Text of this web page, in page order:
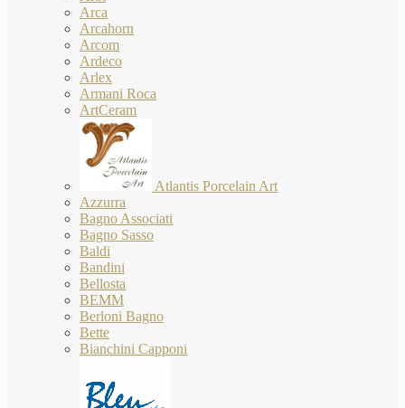
Arca
Arcahorn
Arcom
Ardeco
Arlex
Armani Roca
ArtCeram
Atlantis Porcelain Art
Azzurra
Bagno Associati
Bagno Sasso
Baldi
Bandini
Bellosta
BEMM
Berloni Bagno
Bette
Bianchini Capponi